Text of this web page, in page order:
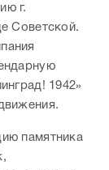
г.
Советской.
1942»
памятника